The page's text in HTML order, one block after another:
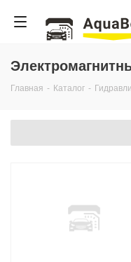
Главная - Каталог -